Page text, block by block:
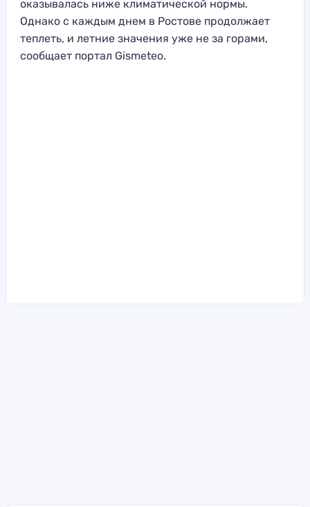
оказывалась ниже климатической нормы.
Однако с каждым днем в Ростове продолжает
теплеть, и летние значения уже не за горами,
сообщает портал Gismeteo.